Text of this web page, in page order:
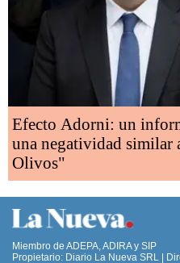
Efecto Adorni: un
una negatividad similar
Olivos"
Miembro de ADEPA, ADIRA y SIP
Propietario: Diario La Nueva SRL |